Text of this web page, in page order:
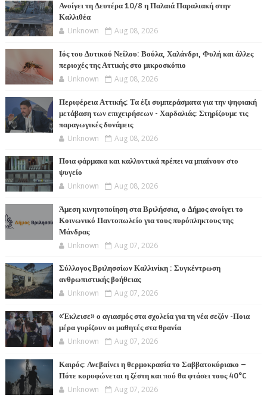
Ανοίγει τη Δευτέρα 10/8 η Παλαιά Παραλιακή στην
Καλλιθέα
Unknown Aug 08, 2026
Ιός του Δυτικού Νείλου: Βούλα, Χαλάνδρι, Φυλή και άλλες
περιοχές της Αττικής στο μικροσκόπιο
Unknown Aug 08, 2026
Περιφέρεια Αττικής: Τα έξι συμπεράσματα για την ψηφιακή
μετάβαση των επιχειρήσεων - Χαρδαλιάς: Στηρίζουμε τις
παραγωγικές δυνάμεις
Unknown Aug 08, 2026
Ποια φάρμακα και καλλυντικά πρέπει να μπαίνουν στο
ψυγείο
Unknown Aug 08, 2026
Άμεση κινητοποίηση στα Βριλήσσια, ο Δήμος ανοίγει το
Κοινωνικό Παντοπωλείο για τους πυρόπληκτους της
Μάνδρας
Unknown Aug 07, 2026
Σύλλογος Βριλησσίων Καλλινίκη : Συγκέντρωση
ανθρωπιστικής βοήθειας
Unknown Aug 07, 2026
«Έκλεισε» ο αγιασμός στα σχολεία για τη νέα σεζόν -Ποια
μέρα γυρίζουν οι μαθητές στα θρανία
Unknown Aug 07, 2026
Καιρός: Ανεβαίνει η θερμοκρασία το Σαββατοκύριακο –
Πότε κορυφώνεται η ζέστη και πού θα φτάσει τους 40°C
Unknown Aug 07, 2026